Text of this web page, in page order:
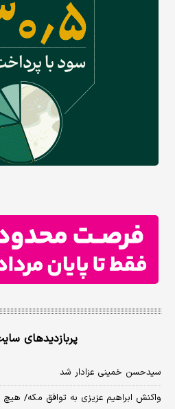
پربازدیدهای
سیدحسن خمینی عزادار شد
واکنش ابراهیم عزیزی به توافق مکه/